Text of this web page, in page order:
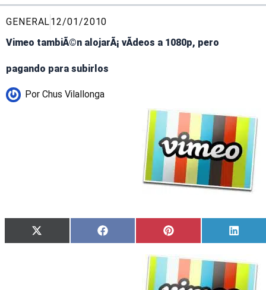
GENERAL12/01/2010
Vimeo tambiÃ©n alojarÃ¡ vÃ­deos a 1080p, pero
pagando para subirlos
Por Chus Vilallonga
Compartir
en
X
(Twitter)
Compartir
en
Facebook
Compartir
en
Pinterest
en